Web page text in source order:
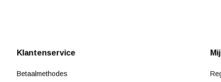
Klantenservice
Betaalmethodes